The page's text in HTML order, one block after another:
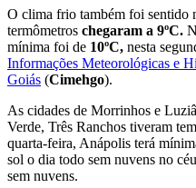
O clima frio também foi sentido
termômetros chegaram a 9ºC.
mínima foi de 10ºC, nesta
Informações Meteorológicas e
Goiás (Cimehgo).
As cidades de Morrinhos e
Verde, Três Ranchos tiveram
quarta-feira, Anápolis terá
sol o dia todo sem nuvens no
sem nuvens.